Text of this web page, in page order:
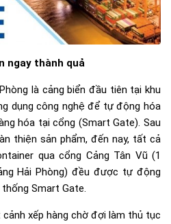
ngay thành quả
là cảng biển đầu tiên tại khu
dụng công nghệ để tự động hóa
hóa tại cổng (Smart Gate). Sau
thiện sản phẩm, đến nay, tất cả
qua cổng Cảng Tân Vũ (1
Hải Phòng) đều được tự động
Smart Gate.